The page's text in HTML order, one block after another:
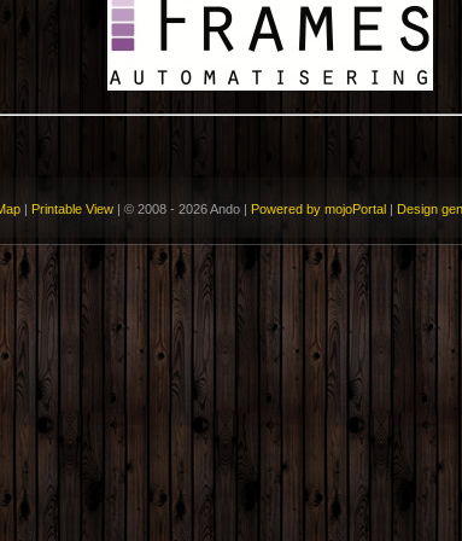
| Printable View | © 2008 - 2026 Ando | Powered by mojoPortal | Design